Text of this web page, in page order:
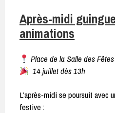
Après-midi
animations
Place de la Salle des Fêtes
14 juillet dès 13h
L’après-midi se poursuit avec
festive :